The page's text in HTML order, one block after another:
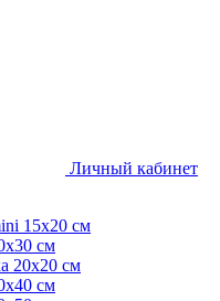
Личный кабинет
15х20 см
см
20х20 см
см